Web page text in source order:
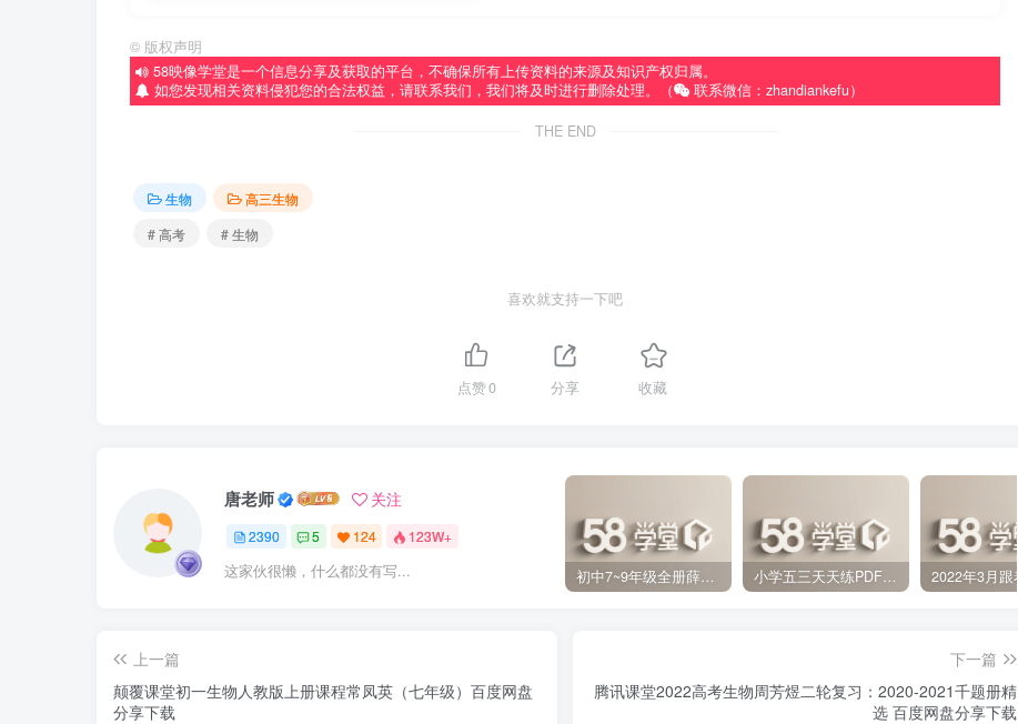
© 版权声明
58映像学堂是一个信息分享及获取的平台，不确保所有上传资料的来源及知识产权归属。
如您发现相关资料侵犯您的合法权益，请联系我们，我们将及时进行删除处理。（
联系微信：zhandiankefu）
THE END
生物
高三生物
# 高考
# 生物
喜欢就支持一下吧
点赞0 分享 收藏
唐老师 关注
2390 5 124 123W+
这家伙很懒，什么都没有写... 初中7~9年级全册薛金星中学教材全解PDF 百度网盘分享下载 小学五三天天练PDF（压缩打包）百度网盘分享下载
上一篇
颠覆课堂初一生物人教版上册课程常凤英（七年级）百度网盘
分享下载
下一篇
腾讯课堂2022高考生物周芳煜二轮复习：2020-2021千题册精
选 百度网盘分享下载